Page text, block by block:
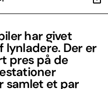
har givet
lynladere. Der er
pres på de
samlet et par